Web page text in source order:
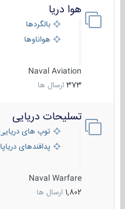
هوا دریا
بالگردها
هواناوها
Naval Aviation
373 ارسال ها
تسلیحات دریایی
توپ های دریایی
پدافندهای دریاپایه
Naval Warfare
1,802 ارسال ها